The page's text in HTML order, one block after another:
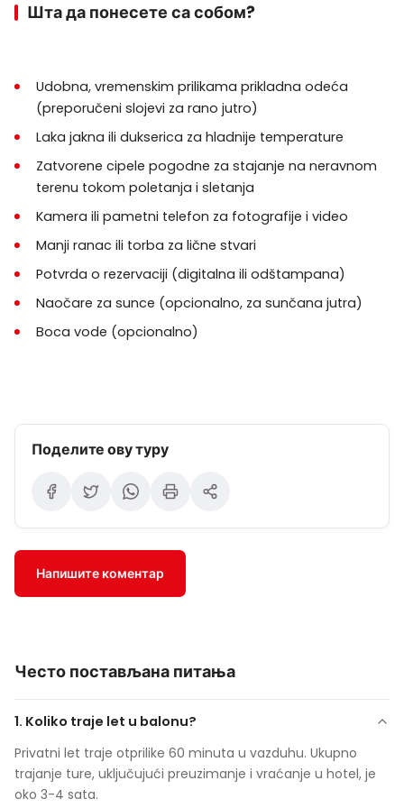
putnika, iako privatni letovi mogu imati manje
Deca mlađa od 6 godinane mogu učestvovati.
Trudnice ne smeju leteti iz razloga bezbednosti.
Osobe sa smanjenom pokretljivošću možda
nisu pogodne za let.
Usluga prevoza iz hotela:
Besplatan prevoz iz hotela u gradovima
Kapadokije, uključujućiNevşehir, Ürgüp,
Mustafapaşa, Ortahisar, i obližnjim gradovima.
Hoteli u Kayseriju nisu uključeni
Шта да понесете са собом?
Udobna, vremenskim prilikama prikladna odeća
(preporučeni slojevi za rano jutro)
Laka jakna ili dukserica za hladnije temperature
Zatvorene cipele pogodne za stajanje na neravnom
terenu tokom poletanja i sletanja
Kamera ili pametni telefon za fotografije i video
Manji ranac ili torba za lične stvari
Potvrda o rezervaciji (digitalna ili odštampana)
Naočare za sunce (opcionalno, za sunčana jutra)
Boca vode (opcionalno)
Поделите ову туру
Напишите коментар
Често постављана питања
1. Koliko traje let u balonu?
Privatni let traje otprilike 60 minuta u vazduhu. Ukupno
trajanje ture, uključujući preuzimanje i vraćanje u hotel, je
oko 3-4 sata.